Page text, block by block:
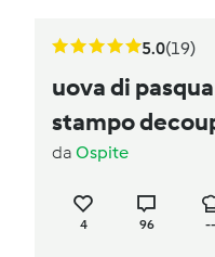
5.0(19)
uova di
stampo
da Ospite
4 96 --